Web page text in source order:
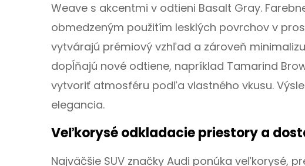
Weave s akcentmi v odtieni Basalt Gray.
obmedzeným použitím lesklých povrchov v
vytvárajú prémiový vzhľad a zároveň
dopĺňajú nové odtiene, napríklad Tamarind
vytvoriť atmosféru podľa vlastného vkusu.
elegancia.
Veľkorysé odkladacie priestory a
Najväčšie SUV značky Audi ponúka veľkorysé,